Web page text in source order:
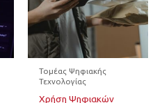
Τομέας Ψηφιακής
Τεχνολογίας
Χρήση Ψηφιακών